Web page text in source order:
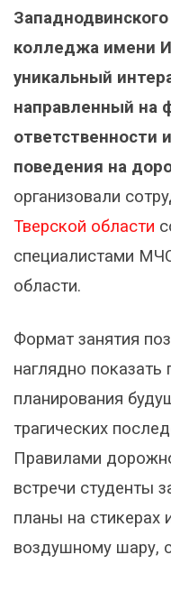
колледжа имени
уникальный
направленный на
ответственности
поведения на
организовали
Тверской области
специалистами
области.
Формат занятия
наглядно показать
планирования
трагических
Правилами
встречи студенты
планы на стикерах
воздушному шару,